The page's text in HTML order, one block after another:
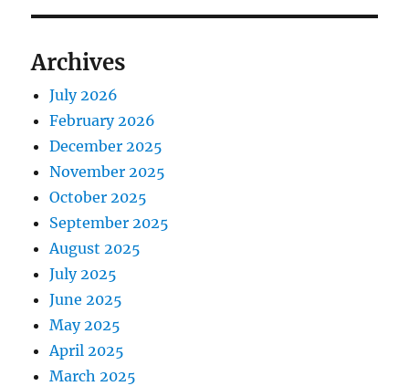
Archives
July 2026
February 2026
December 2025
November 2025
October 2025
September 2025
August 2025
July 2025
June 2025
May 2025
April 2025
March 2025